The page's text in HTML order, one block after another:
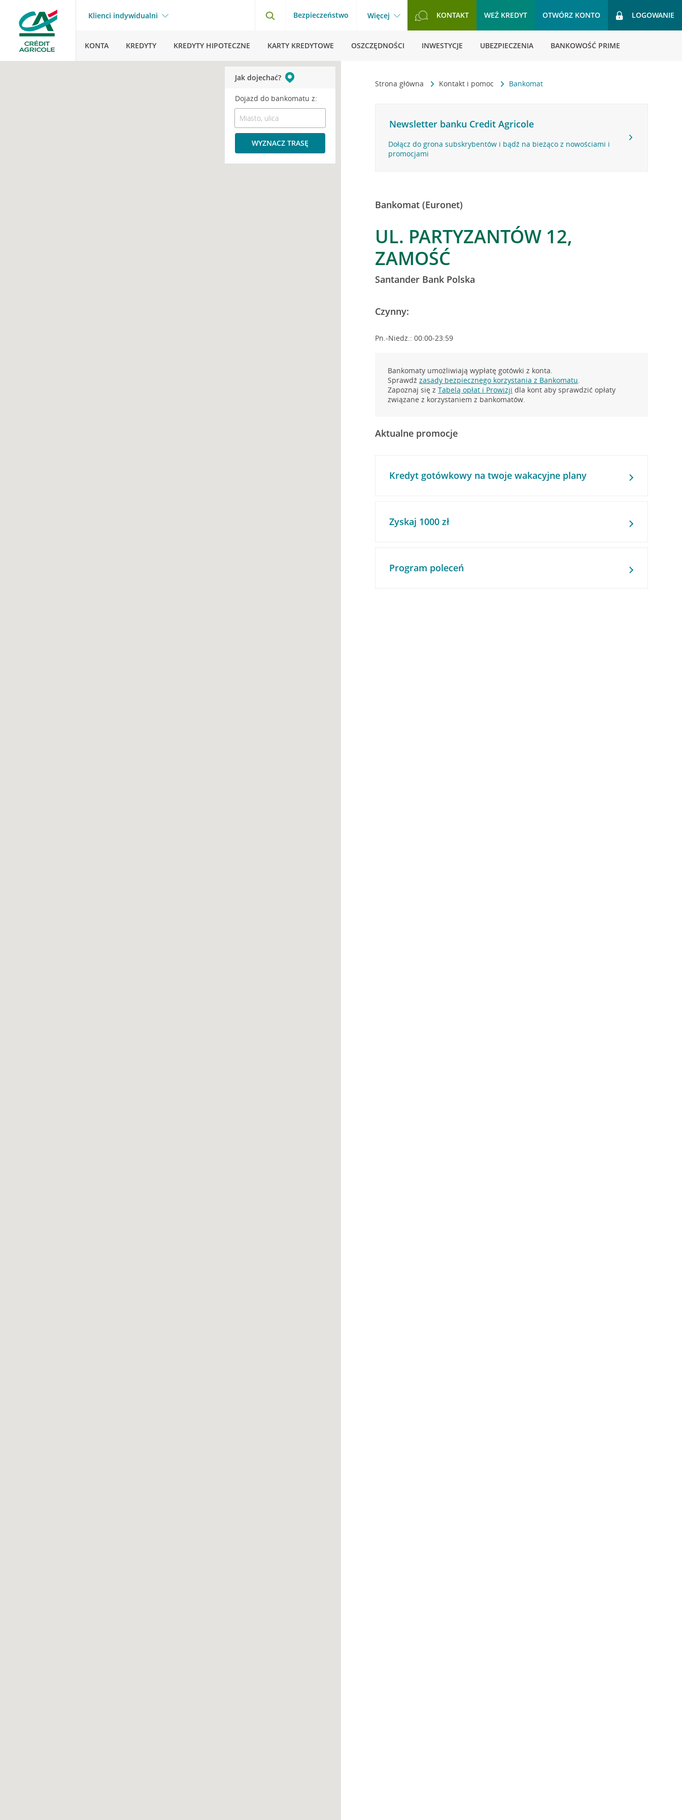
Klienci indywidualni Bezpieczeństwo Więcej KONTAKT WEŹ KREDYT OTWÓRZ KONTO LOGOWANIE
KONTA KREDYTY KREDYTY HIPOTECZNE KARTY KREDYTOWE OSZCZĘDNOŚCI INWESTYCJE UBEZPIECZENIA BANKOWOŚĆ PRIME
Strona główna Kontakt i pomoc Bankomat
Newsletter banku Credit Agricole
Dołącz do grona subskrybentów i bądź na bieżąco z nowościami i
promocjami
Bankomat (Euronet)
UL. PARTYZANTÓW 12,
ZAMOŚĆ
Santander Bank Polska
Czynny:
Pn.-Niedz.: 00:00-23:59
Bankomaty umożliwiają wypłatę gotówki z konta.
Sprawdźzasady bezpiecznego korzystania z Bankomatu.
Zapoznaj się zTabelą opłat i Prowizji dla kont aby sprawdzić opłaty
związane z korzystaniem z bankomatów.
Aktualne promocje
Kredyt gotówkowy na twoje wakacyjne plany
Zyskaj 1000 zł
Program poleceń
Jak dojechać?
Dojazd do bankomatu z:
WYZNACZ TRASĘ